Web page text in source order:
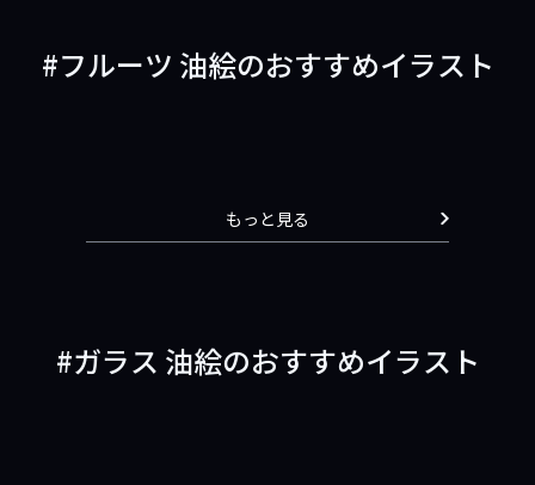
る
む
フルーツ 油絵のおすすめイラスト
もっと見る
ガラス 油絵のおすすめイラスト